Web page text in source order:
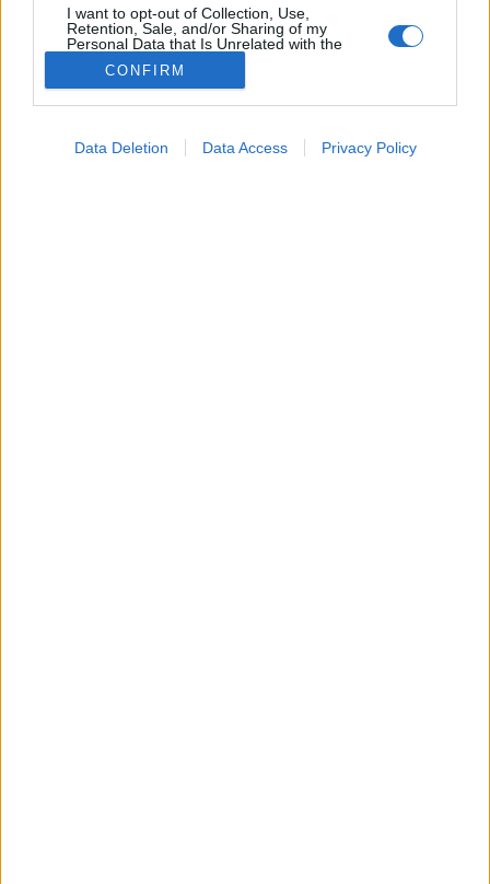
I want to opt-out of Collection, Use,
Retention, Sale, and/or Sharing of my
Personal Data that Is Unrelated with the
Purposes for which it was collected.
Opted Out
CONFIRM
Data Deletion Data Access Privacy Policy